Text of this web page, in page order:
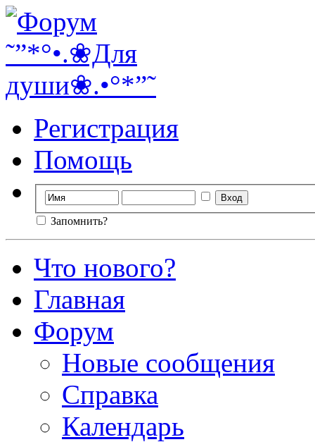
Регистрация
Помощь
Запомнить?
Что нового?
Главная
Форум
Новые сообщения
Справка
Календарь